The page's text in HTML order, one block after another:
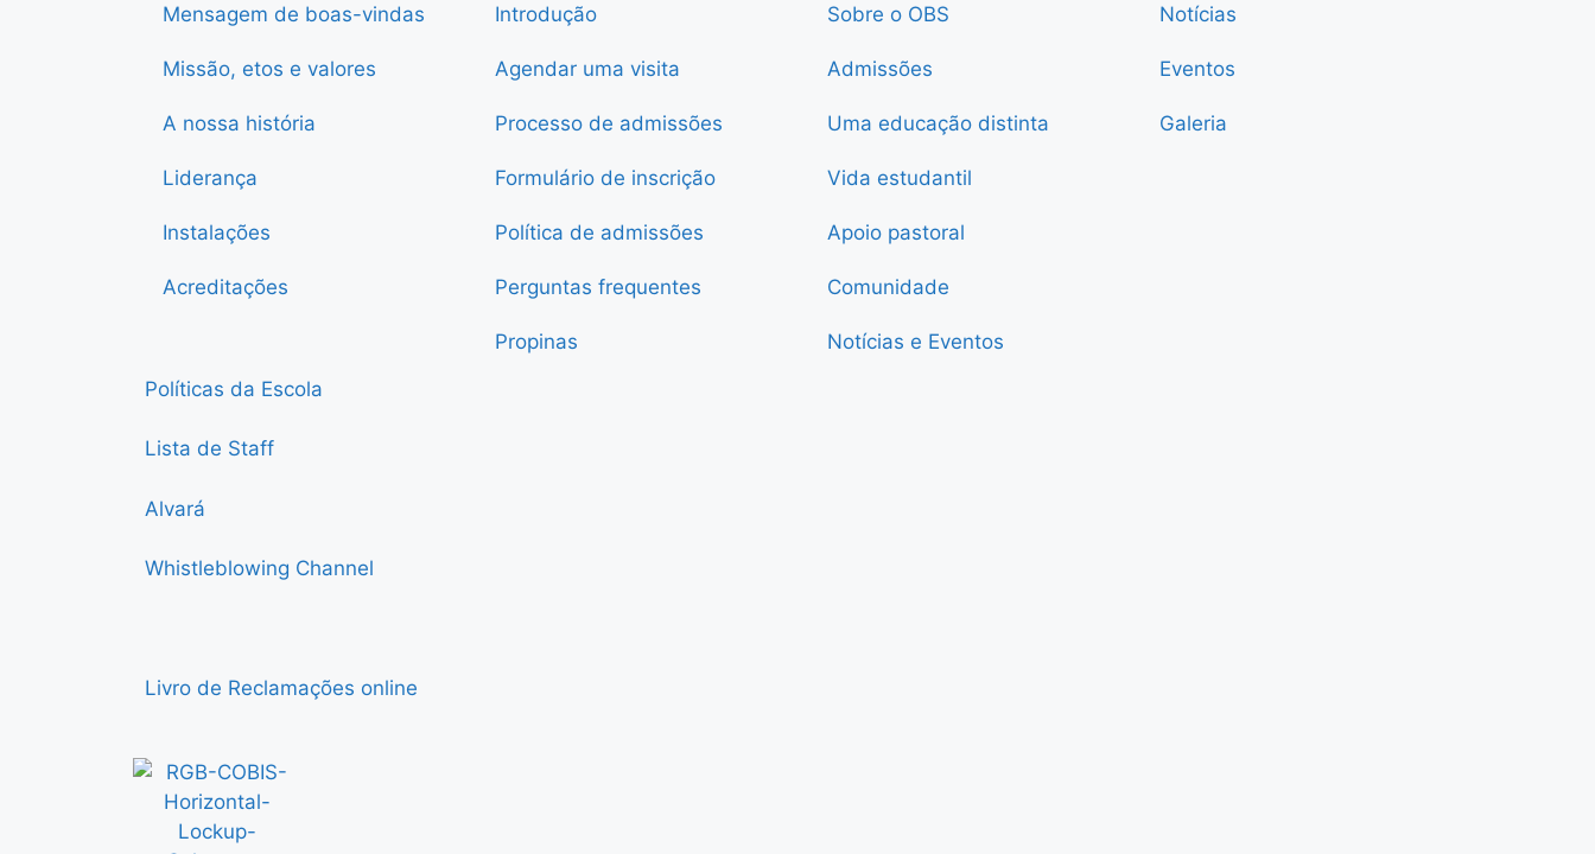
Mensagem de boas-vindas
Missão, etos e valores
A nossa história
Liderança
Instalações
Acreditações
Introdução
Agendar uma visita
Processo de admissões
Formulário de inscrição
Política de admissões
Perguntas frequentes
Propinas
Sobre o OBS
Admissões
Uma educação distinta
Vida estudantil
Apoio pastoral
Comunidade
Notícias e Eventos
Notícias
Eventos
Galeria
Políticas da Escola
Lista de Staff
Alvará
Whistleblowing Channel
Livro de Reclamações online